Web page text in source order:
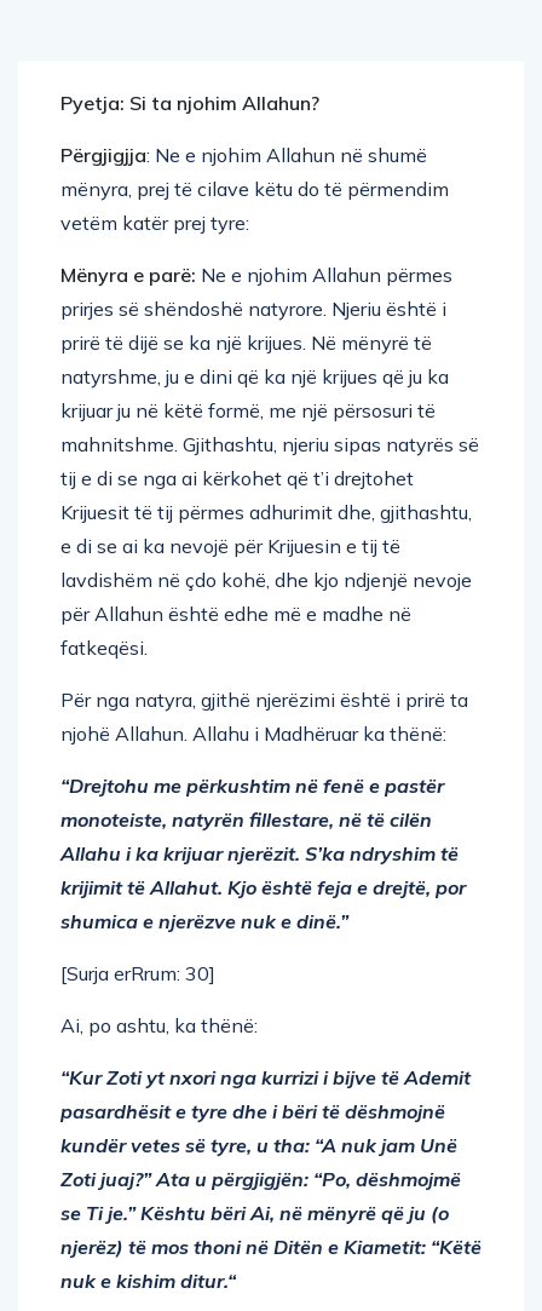
Pyetja: Si ta njohim Allahun?
Përgjigjja: Ne e njohim Allahun në shumë
mënyra, prej të cilave këtu do të përmendim
vetëm katër prej tyre:
Mënyra e parë: Ne e njohim Allahun përmes
prirjes së shëndoshë natyrore. Njeriu është i
prirë të dijë se ka një krijues. Në mënyrë të
natyrshme, ju e dini që ka një krijues që ju ka
krijuar ju në këtë formë, me një përsosuri të
mahnitshme. Gjithashtu, njeriu sipas natyrës së
tij e di se nga ai kërkohet që t’i drejtohet
Krijuesit të tij përmes adhurimit dhe, gjithashtu,
e di se ai ka nevojë për Krijuesin e tij të
lavdishëm në çdo kohë, dhe kjo ndjenjë nevoje
për Allahun është edhe më e madhe në
fatkeqësi.
Për nga natyra, gjithë njerëzimi është i prirë ta
njohë Allahun. Allahu i Madhëruar ka thënë:
“Drejtohu me përkushtim në fenë e pastër
monoteiste, natyrën fillestare, në të cilën
Allahu i ka krijuar njerëzit. S’ka ndryshim të
krijimit të Allahut. Kjo është feja e drejtë, por
shumica e njerëzve nuk e dinë.”
[Surja erRrum: 30]
Ai, po ashtu, ka thënë:
“Kur Zoti yt nxori nga kurrizi i bijve të Ademit
pasardhësit e tyre dhe i bëri të dëshmojnë
kundër vetes së tyre, u tha: “A nuk jam Unë
Zoti juaj?” Ata u përgjigjën: “Po, dëshmojmë
se Ti je.” Kështu bëri Ai, në mënyrë që ju (o
njerëz) të mos thoni në Ditën e Kiametit: “Këtë
nuk e kishim ditur.“